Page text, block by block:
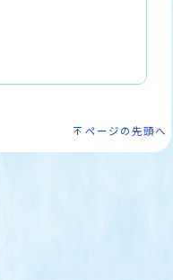
ページの先頭へ